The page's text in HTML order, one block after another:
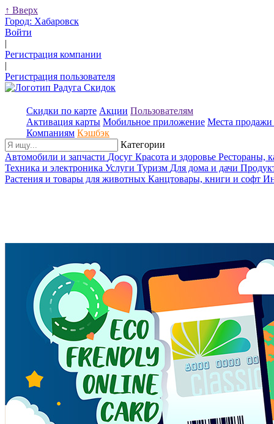
↑ Вверх
Город: Хабаровск
Войти
|
Регистрация компании
|
Регистрация пользователя
Скидки по карте Акции Пользователям
Активация карты Мобильное приложение Места продажи
Компаниям Кэшбэк
Категории
Автомобили и запчасти Досуг Красота и здоровье Рестораны,
Техника и электроника Услуги Туризм Для дома и дачи
Растения и товары для животных Канцтовары, книги и софт